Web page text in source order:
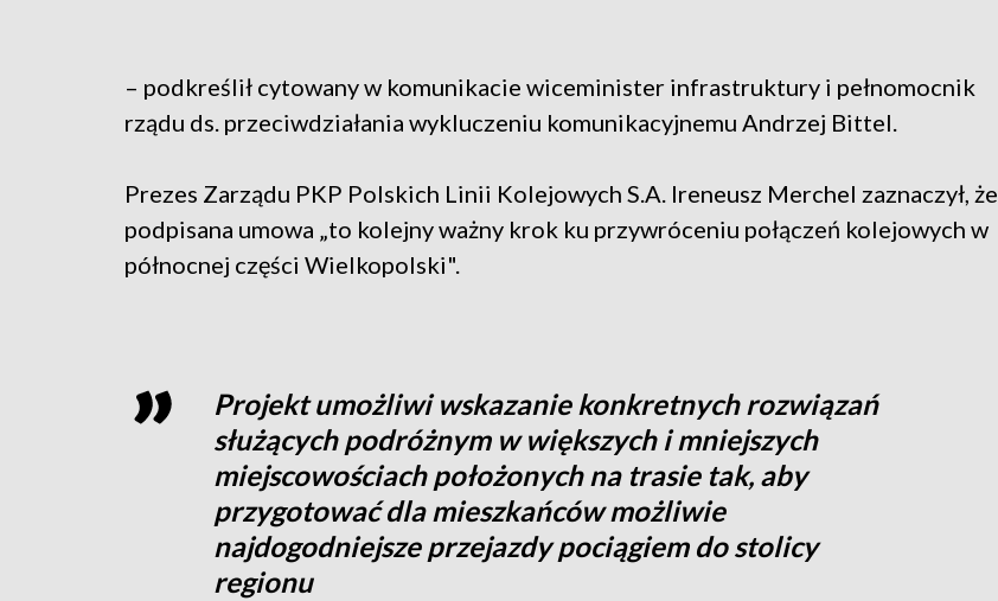
– podkreślił cytowany w komunikacie wiceminister infrastruktury i pełnomocnik
rządu ds. przeciwdziałania wykluczeniu komunikacyjnemu Andrzej Bittel.
Prezes Zarządu PKP Polskich Linii Kolejowych S.A. Ireneusz Merchel zaznaczył, że
podpisana umowa „to kolejny ważny krok ku przywróceniu połączeń kolejowych w
północnej części Wielkopolski".
Projekt umożliwi wskazanie konkretnych rozwiązań
służących podróżnym w większych i mniejszych
miejscowościach położonych na trasie tak, aby
przygotować dla mieszkańców możliwie
najdogodniejsze przejazdy pociągiem do stolicy
regionu